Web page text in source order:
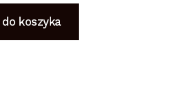
do koszyka